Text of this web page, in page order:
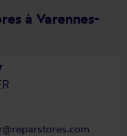
à Varennes-